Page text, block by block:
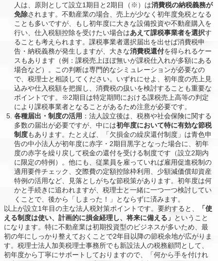
人は、原則として設立1期目と2期目（※）は消費税の納税義務が
免除されます。不動産業の場合、売上が少なく初年度免税となる
ことも多いですが、もし初年度に大きな設備投資や不動産購入を
行い、仕入税額控除を受けたい場合はあえて課税事業者を選択す
ることも考えられます。課税事業者選択届出を出せば消費税申
告・納税義務が発生しますが、大きな消費税還付を得られるケー
スもあります（例：課税売上ほぼ無いが課税仕入れが多額にある
場合など）。この判断は専門的なシミュレーションが必要なの
で、税理士と相談してください。いずれにせよ、初年度の売上見
込みや仕入税額を把握し、消費税の扱いを検討することも重要な
ポイントです。※2期目は特定期間における課税売上高等の判定
により課税事業者となることがあるため注意が必要です。
各種届出・制度の活用 ：法人設立後は、税務や社会保険に関する
多数の届出が必要ですが、中には初年度において特に有効な節税
制度もあります。たとえば、「欠損金の繰戻還付制度」は青色申
告の中小法人が初年度に赤字・2期目黒字となった場合に、初年
度の赤字を繰り戻して税金の還付を受ける制度です（設立2期内
に限定の特例）。他にも、従業員を雇っていれば雇用促進税制の
適用要件チェック、交際費の定額控除枠利用、少額減価償却資産
特例の活用など、見落としがちな節税策があります。初年度は何
かと手続きに追われますが、税理士と一緒に一つ一つ検討してい
くことで、後から「しまった！」とならずに済みます。
以上が設立1年目の主な法人税対策ポイントです。要約すると、
「使
える制度は使い、計画的に損金経理し、将来に備える」 ということ
になります。特に不動産業は初期投資型のビジネスが多いため、最
初の年にしっかり整えておくことで2年目以降の節税余地が広がりま
す。税理士法人加美税理士事務所でも新設法人の税務顧問として、
初年度から丁寧にサポートしておりますので、「何から手を付けれ